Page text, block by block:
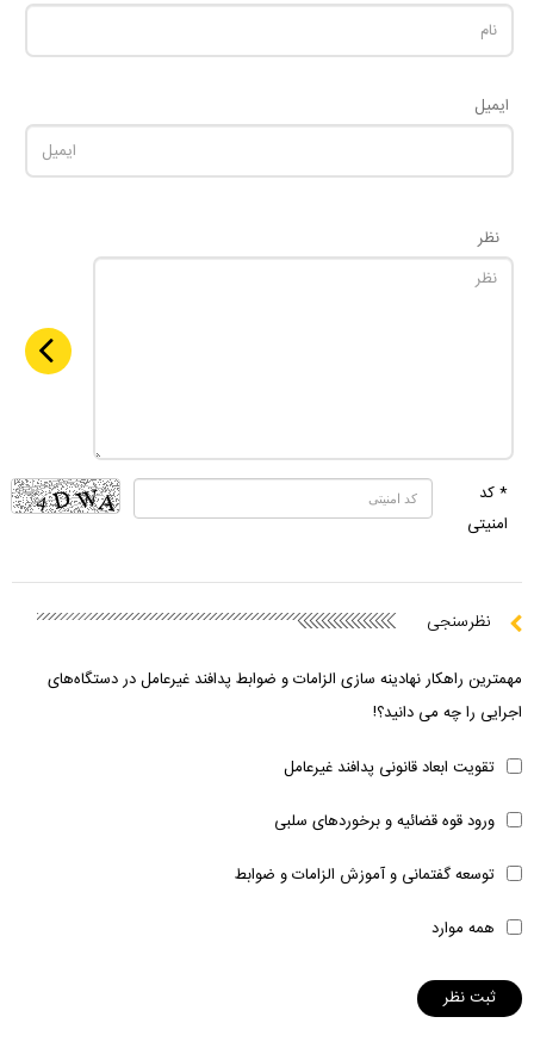
ایمیل
نظر
* کد
امنیتی
نظرسنجی
مهمترین راهکار نهادینه سازی الزامات و ضوابط پدافند غیرعامل در دستگاه‌های
اجرایی را چه می دانید؟!
تقویت ابعاد قانونی پدافند غیرعامل
ورود قوه قضائیه و برخوردهای سلبی
توسعه گفتمانی و آموزش الزامات و ضوابط
همه موارد